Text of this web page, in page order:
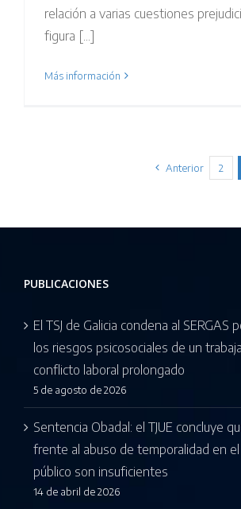
relación a varias cuestiones
figura [...]
Más información
Anterior 2
PUBLICACIONES
El TSJ de Galicia condena al SERGAS
los riesgos psicosociales de un
conflicto laboral prolongado
5 de agosto de 2026
Sentencia Obadal: el TJUE concluye
frente al abuso de temporalidad en
público son insuficientes
14 de abril de 2026